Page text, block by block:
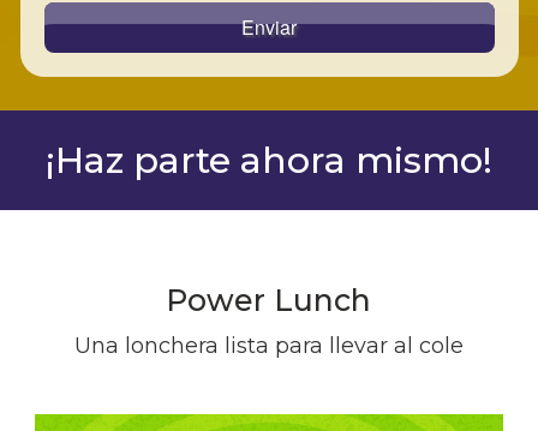
Enviar
¡Haz parte ahora mismo!
Power Lunch
Una lonchera lista para llevar al cole